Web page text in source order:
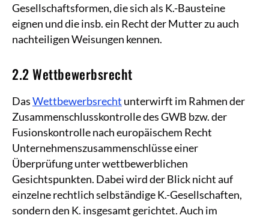
Gesellschaftsformen, die sich als K.-Bausteine
eignen und die insb. ein Recht der Mutter zu auch
nachteiligen Weisungen kennen.
2.2 Wettbewerbsrecht
DasWettbewerbsrecht unterwirft im Rahmen der
Zusammenschlusskontrolle des GWB bzw. der
Fusionskontrolle nach europäischem Recht
Unternehmenszusammenschlüsse einer
Überprüfung unter wettbewerblichen
Gesichtspunkten. Dabei wird der Blick nicht auf
einzelne rechtlich selbständige K.-Gesellschaften,
sondern den K. insgesamt gerichtet. Auch im